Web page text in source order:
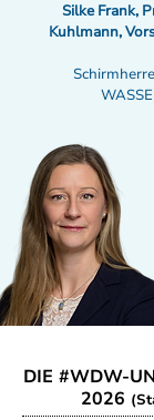
Silke Frank,
Kuhlmann,
DIE #WDW-
2026